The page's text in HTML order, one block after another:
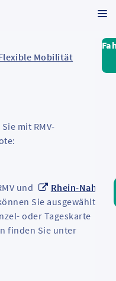
Mobilität
mit RMV-
und
Rhein-Nahe
Sie ausgewählte
oder Tageskarte
finden Sie unter